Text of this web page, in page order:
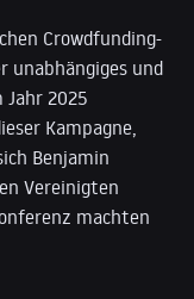
Crowdfunding-
unabhängiges und
2025
Kampagne,
Benjamin
Vereinigten
machten